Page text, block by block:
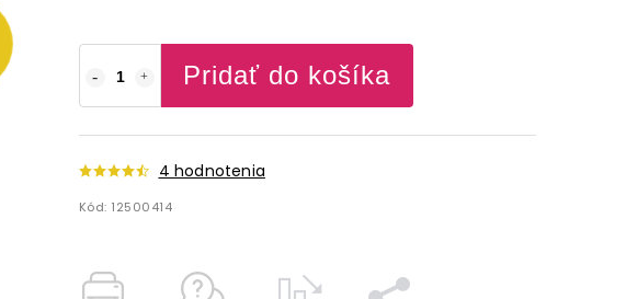
Pridať do košíka
4 hodnotenia
Kód: 12500414